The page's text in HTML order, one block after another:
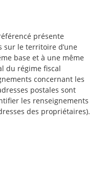
présente
sur le territoire d’une
base et à une même
du régime fiscal
concernant les
postales sont
les renseignements
des propriétaires).